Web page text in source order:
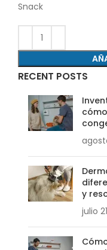
Snack
RECENT POSTS
y
julio